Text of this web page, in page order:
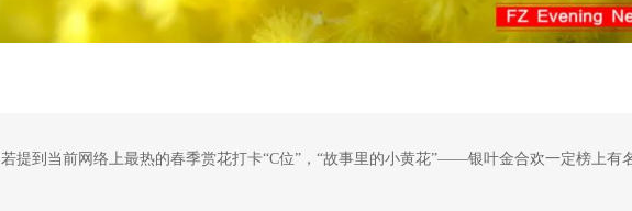
若提到当前网络上最热的春季赏花打卡“C位”，“故事里的小黄花”——银叶金合欢一定榜上有